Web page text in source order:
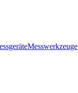
Messwerkzeuge